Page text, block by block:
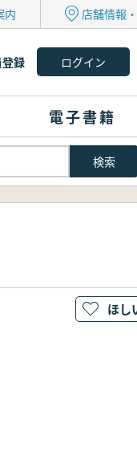
内 店舗情報
録
電子書籍
ほし